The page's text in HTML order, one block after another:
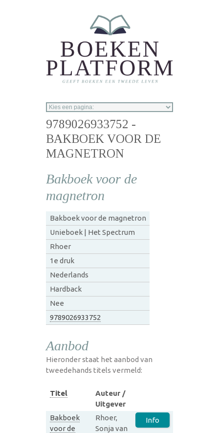
9789026933752 -
BAKBOEK VOOR DE
MAGNETRON
Bakboek voor de
magnetron
Bakboek voor de magnetron
Unieboek | Het Spectrum
Rhoer
1e druk
Nederlands
Hardback
Nee
9789026933752
Aanbod
Hieronder staat het aanbod van
tweedehands titels vermeld:
Titel
Auteur /
Uitgever
Bakboek
voor de
Rhoer,
Sonja van
Info